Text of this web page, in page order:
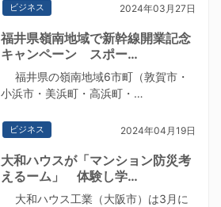
ビジネス 2024年03月27日
福井県嶺南地域で新幹線開業記念
キャンペーン スポー…
福井県の嶺南地域6市町（敦賀市・
小浜市・美浜町・高浜町・…
ビジネス 2024年04月19日
大和ハウスが「マンション防災考
えるーム」 体験し学…
大和ハウス工業（大阪市）は3月に